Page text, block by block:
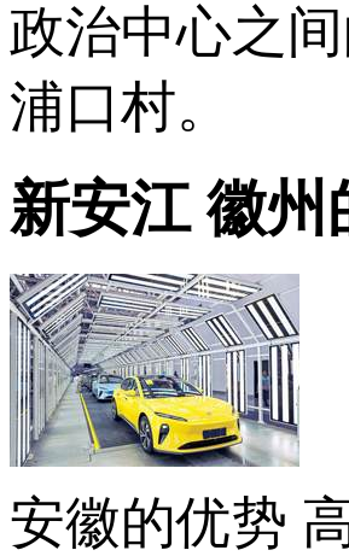
政治中心之
浦口村。
新安江 徽州
安徽的优势